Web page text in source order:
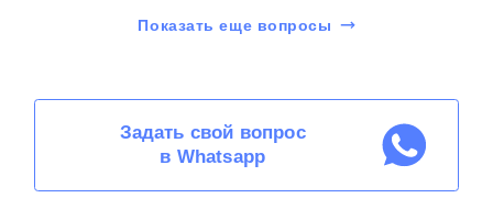
Показать еще вопросы
Задать свой вопрос
в Whatsapp